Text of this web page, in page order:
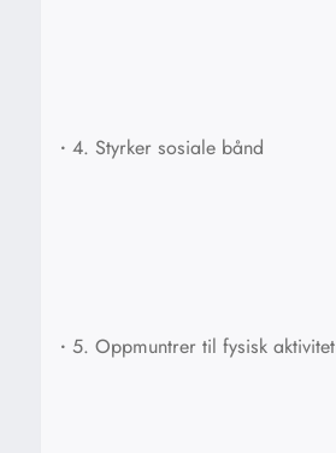
• 4. Styrker sosiale bånd
• 5. Oppmuntrer til fysisk aktivitet